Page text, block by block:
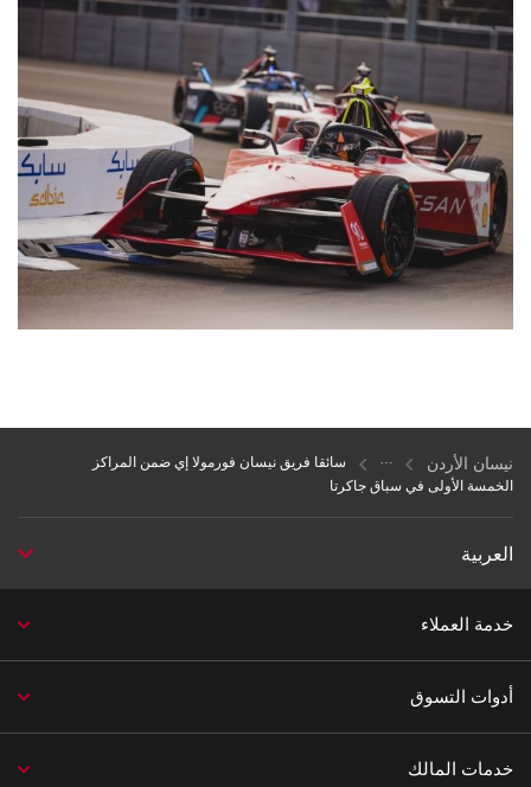
نيسان الأردن
سائقا فريق نيسان فورمولا إي ضمن المراكز
الخمسة الأولى في سباق جاكرتا
العربية
G
E
خدمة العملاء
G
أدوات التسوق
خدمات المالك